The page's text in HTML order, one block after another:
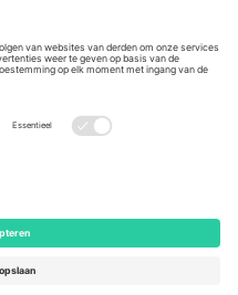
Switzerland
Building A1, Office 302, Dubai,
United Arab Emirates